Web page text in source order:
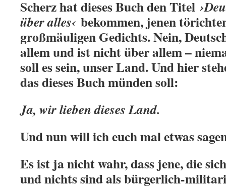
Scherz hat dieses Buch den Titel
über alles‹ bekommen, jenen
großmäuligen Gedichts. Nein,
allem und ist nicht über allem –
soll es sein, unser Land. Und hier
das dieses Buch münden soll:
Ja, wir lieben dieses Land.
Und nun will ich euch mal etwas
Es ist ja nicht wahr, dass jene, die
und nichts sind als bürgerlich-